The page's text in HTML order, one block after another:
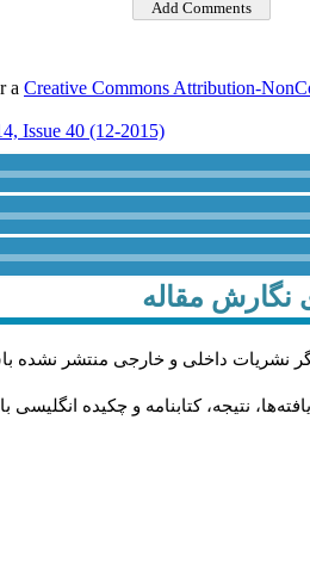
a Creative Commons Attribution-
Issue 40 (12-2015)
نگارش مقاله
نشریات داخلی و خارجی منتشر نشده
نتیجه، کتابنامه و چکیده انگلیسی